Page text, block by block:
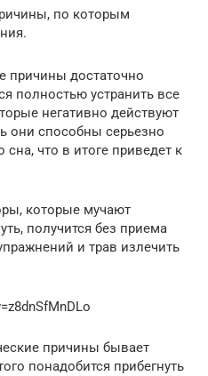
по которым
причины достаточно
полностью устранить все
негативно действуют
они способны серьезно
сна, что в итоге приведет к
которые мучают
получится без приема
и трав излечить
причины бывает
понадобится прибегнуть